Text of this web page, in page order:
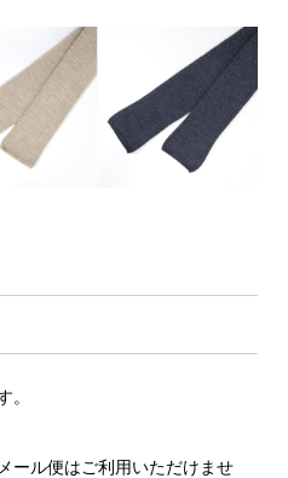
。
ール便はご利用いただけませ